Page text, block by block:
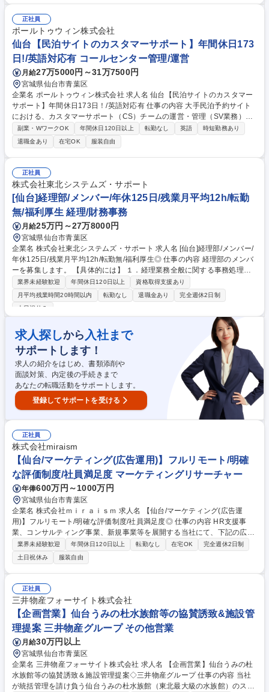
して日常に適した価格設定でありながら吸収力や装着性、快適性ともに優
れ、高品質な紙おむつとなります。メーカーの立場から実際の施設現場で
利用する紙おむつの利用者の気持ちに寄り添い、介護業界の課題解決に励
んで頂きます。最終面接は対面面接で下記どちらかの日時を想定していま
す（2026/9/8 or 2026/9/9） 募集職種 仙台【面接1回！リフレサポータ
ー】介護士・看護師歓迎！/夜勤無/メーカー
正社員
ポールトゥウィン株式会社
仙台【民泊サイトのカスタマーサポート】年間休日173
日!/英語対応有 コールセンター管理/運営
月給27万5000円～31万7500円
宮城県仙台市青葉区
企業名 ポールトゥウィン株式会社 求人名 仙台【民泊サイトのカスタマー
サポート】年間休日173日！/英語対応有 仕事の内容 大手民泊予約サイト
における、カスタマーサポート（CS）チームの運営・管理（SV業務）を
お任せします。 これまでのマネジメント経験を活かし、国内外の「宿泊者
様」や「ホスト（宿泊施設）様」の満足度を最大化 させるチームづくりを
主導していただきます。 ★入社後の流れ 最初の1ヶ月は社内研修を受け、
まずはオペレーターとして実務・サービス内容を習得します。その後、メ
ンバーのシフト管理やサポートなどのマネジメントを始め、徐々にクライ
アント対応（報告・エスカレーション）へステップアップ。上長がしっか
り並走するので、業界未経験の方もご安心ください！ 募集職種 仙台【民
泊サイトのカスタマーサポート】年間休日173日！/英語対応有
副業・WワークOK 年間休日120日以上 転勤なし 英語
時短勤務あり
退職金あり
在宅OK 服装自由
正社員
株式会社東北システムズ・サポート
[仙台]経理部/メンバー/年休125日/残業月平均12h/転勤
無/福利厚生 経理/財務事務
月給25万円～27万8000円
宮城県仙台市青葉区
企業名 株式会社東北システムズ・サポート 求人名 [仙台]経理部/メンバー/
年休125日/残業月平均12h/転勤無/福利厚生◎ 仕事の内容 経理部のメンバ
ーを募集します。 【具体的には】 １．経理業務全般に関する事務処理お
よび管理業務：振込・振替・送金処理、日々の資金繰り管理、経理処理に
関する各種事務処理(支払依頼処理・仕訳伝票入力)や月次決算業務(仕入等
の照合)および進捗管理。 2. 電話応対 募集職種 [仙台]経理部/メンバー/年休
業界未経験歓迎 年間休日120日以上
資格取得支援あり
月平均残業時間20時間以内
転勤なし 退職金あり
完全週休2日制
土日祝休み
求人探しから 入社まで
サポートします！
求人の紹介をはじめ、書類添削や
面談対策、内定後の手続きまで
あなたの転職活動をサポートします。
登録してサポートを受ける
正社員
株式会社miraism
【仙台/マーケティング(広告運用)】フルリモート/明確
な評価制度/社員満足度 マーケティングリサーチャー
年俸600万円～1000万円
宮城県仙台市青葉区
企業名 株式会社ｍｉｒａｉｓｍ 求人名 【仙台/マーケティング(広告運
用)】フルリモート/明確な評価制度/社員満足度◎ 仕事の内容 HR支援事
業、コンサルティング事業、新規事業等を展開する当社にて、下記の広告
運用業務をお任せいたします。フルリモートのため、ライフスタイルに合
わせて柔軟に働くことができます。 ■戦略立案とターゲティング ■広告素
材の作成と入稿 ■広告の運用・管理 ■効果測定と改善提案 ＜＜採用背景＞
＞強みの検索型広告に加え、運用型広告の強化のため ＜＜扱う広告＞＞デ
ィスプレイ・バナー広告・動画・SNS ※これまでのご経験を踏まえてお
任せする業務を決めていきます ＜＜キャリアパス＞＞事業責任者や経営企
画へのキャリアアップ可能性もあり 募集職種 【仙台/マーケティング(広告
運用)】フルリモート/明確な評価制度/社員満足度◎
業界未経験歓迎 年間休日120日以上 転勤なし 在宅OK
完全週休2日制
土日祝休み
服装自由
正社員
三井物産フォーサイト株式会社
【企画営業】仙台うみの杜水族館等の協賛誘致&施設管
理提案 三井物産グループ その他営業
月給30万円以上
宮城県仙台市青葉区
企業名 三井物産フォーサイト株式会社 求人名 【企画営業】仙台うみの杜
水族館等の協賛誘致＆施設管理提案◇三井物産グループ 仕事の内容 当社
が統括管理を請け負う仙台うみの杜水族館（東北最大級の水族館）のスポ